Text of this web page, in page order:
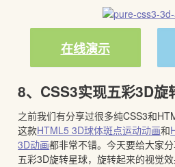
在线演示
8、CSS3实现五彩3D旋
之前我们有分享过很多纯CSS3和
这款HTML5 3D球体斑点运动动画和
3D动画都非常不错。今天要给大家
五彩3D旋转星球，旋转起来的视觉效